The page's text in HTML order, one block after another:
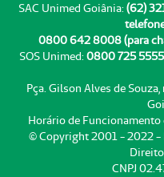
SAC Unimed Goiânia: (62)
0800 642 8008 (para
SOS Unimed: 0800 725
Pça. Gilson Alves de
Horário de
© Copyright 2001 - 2022 -
CNPJ